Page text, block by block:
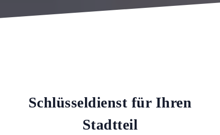
Schlüsseldienst für Ihren
Stadtteil